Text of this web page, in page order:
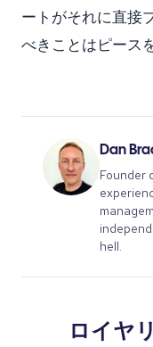
ートがそれに直接
べきことはピース
Dan
Founder
hell.
ロイヤ